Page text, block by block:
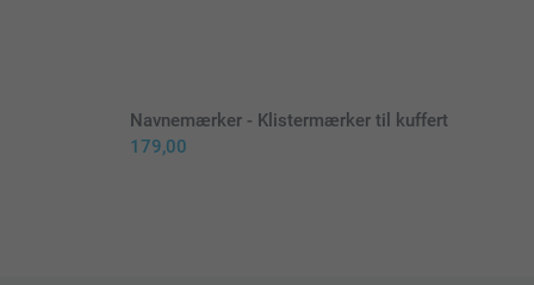
Navnemærker - Klistermærker til kuffert
179,00